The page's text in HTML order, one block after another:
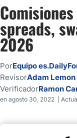
Comisiones por
Comisiones Raw de
Comisiones de FP
Comisiones sobre
spreads,
2026
PorEquipo
RevisorAdam Lemon
VerificadorRamon
en agosto 30, 2022 |